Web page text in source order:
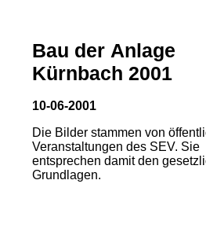
Bau der Anlage
Kürnbach 2001
10-06-2001
Die Bilder stammen von
Veranstaltungen des SEV. Sie
entsprechen damit den
Grundlagen.